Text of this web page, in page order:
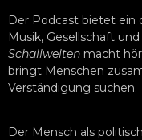
Der Podcast bietet ein
Musik, Gesellschaft
Schallwelten macht
bringt Menschen
Verständigung suchen.
Der Mensch als